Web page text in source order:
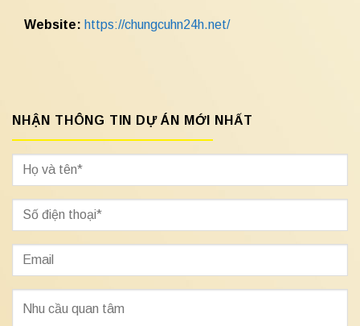
Website: https://chungcuhn24h.net/
NHẬN THÔNG TIN DỰ ÁN MỚI NHẤT